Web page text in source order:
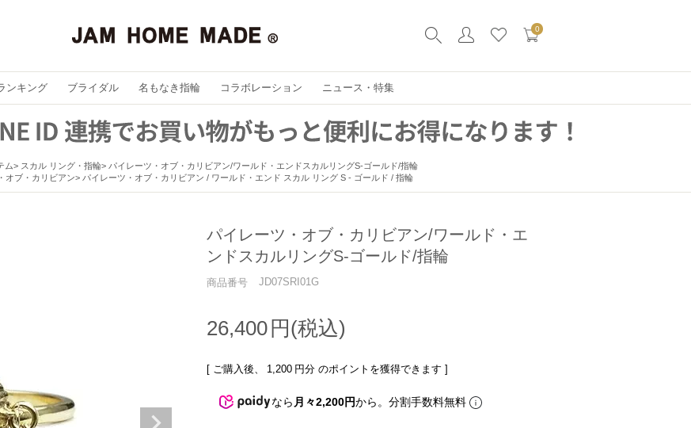
0
ンキング ブライダル 名もなき指輪 コラボレーション ニュース・特集
ム スカル リング・指輪
パイレーツ・オブ・カリビアン/ワールド・エンドスカルリングS-ゴールド/指輪
オブ・カリビアン パイレーツ・オブ・カリビアン / ワールド・エンド スカル リング S - ゴールド / 指輪
パイレーツ・オブ・カリビアン/ワールド・エ
ンドスカルリングS-ゴールド/指輪
商品番号 JD07SRI01G
26,400
[ ご購入後、 1,200 円分 のポイントを獲得できます ]
なら 月々2,200円から。分割手数料無料